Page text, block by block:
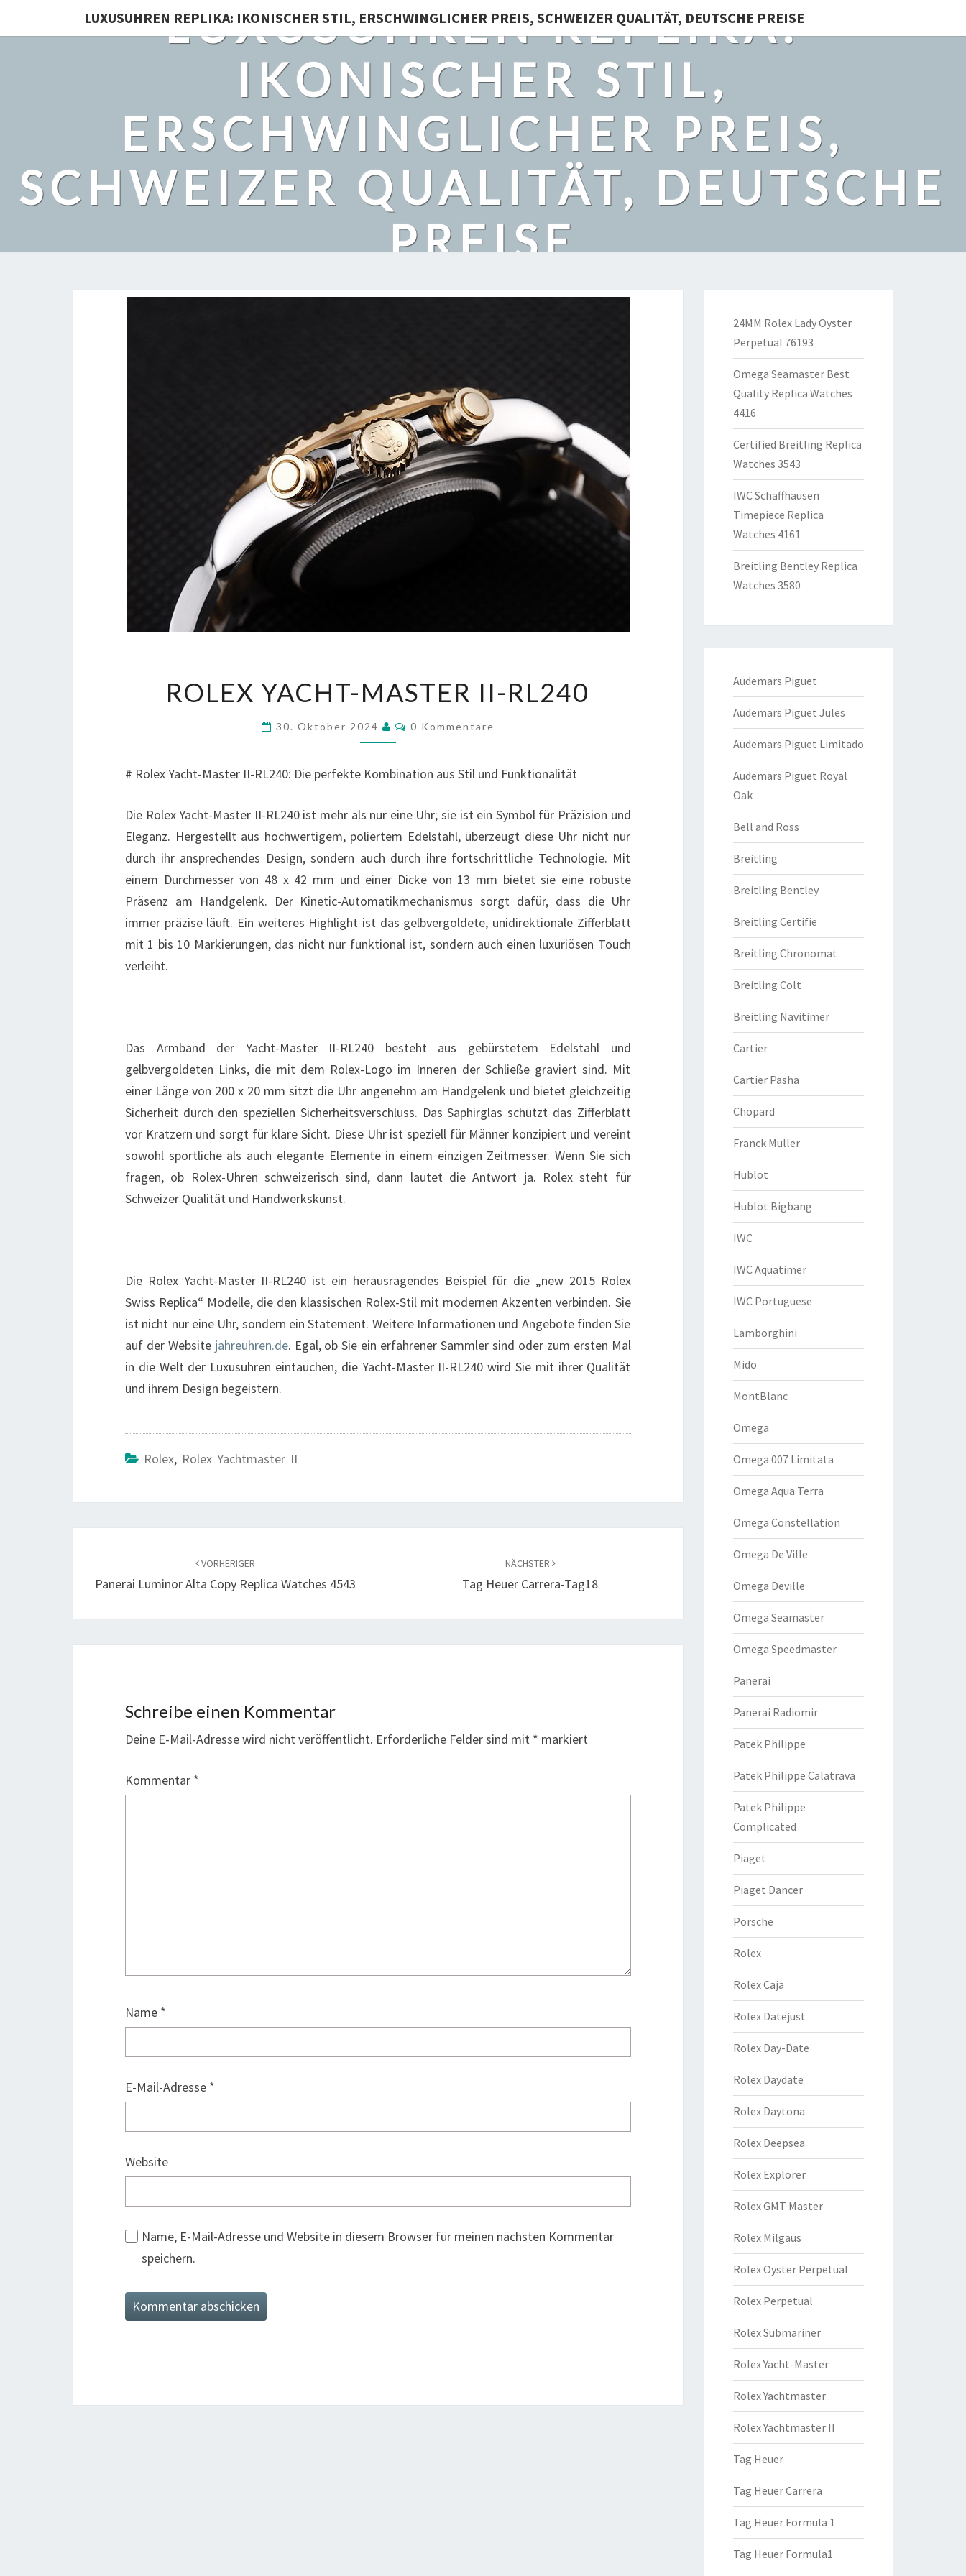
LUXUSUHREN REPLIKA: IKONISCHER STIL, ERSCHWINGLICHER PREIS, SCHWEIZER QUALITÄT, DEUTSCHE PREISE
LUXUSUHREN REPLIKA:
IKONISCHER STIL,
ERSCHWINGLICHER PREIS,
SCHWEIZER QUALITÄT, DEUTSCHE
PREISE
YACHT-
ROLEX YACHT-MASTER II-RL240
30. Oktober 2024 Kommentare
0 Kommentare
# Rolex Yacht-Master II-RL240: Die perfekte Kombination aus Stil und Funktionalität
Die Rolex Yacht-Master II-RL240 ist mehr als nur eine Uhr; sie ist ein Symbol für Präzision und
Eleganz. Hergestellt aus hochwertigem, poliertem Edelstahl, überzeugt diese Uhr nicht nur
durch ihr ansprechendes Design, sondern auch durch ihre fortschrittliche Technologie. Mit
einem Durchmesser von 48 x 42 mm und einer Dicke von 13 mm bietet sie eine robuste
Präsenz am Handgelenk. Der Kinetic-Automatikmechanismus sorgt dafür, dass die Uhr
immer präzise läuft. Ein weiteres Highlight ist das gelbvergoldete, unidirektionale Zifferblatt
mit 1 bis 10 Markierungen, das nicht nur funktional ist, sondern auch einen luxuriösen Touch
verleiht.
Das Armband der Yacht-Master II-RL240 besteht aus gebürstetem Edelstahl und
gelbvergoldeten Links, die mit dem Rolex-Logo im Inneren der Schließe graviert sind. Mit
einer Länge von 200 x 20 mm sitzt die Uhr angenehm am Handgelenk und bietet gleichzeitig
Sicherheit durch den speziellen Sicherheitsverschluss. Das Saphirglas schützt das Zifferblatt
vor Kratzern und sorgt für klare Sicht. Diese Uhr ist speziell für Männer konzipiert und vereint
sowohl sportliche als auch elegante Elemente in einem einzigen Zeitmesser. Wenn Sie sich
fragen, ob Rolex-Uhren schweizerisch sind, dann lautet die Antwort ja. Rolex steht für
Schweizer Qualität und Handwerkskunst.
Die Rolex Yacht-Master II-RL240 ist ein herausragendes Beispiel für die „new 2015 Rolex
Swiss Replica“ Modelle, die den klassischen Rolex-Stil mit modernen Akzenten verbinden. Sie
ist nicht nur eine Uhr, sondern ein Statement. Weitere Informationen und Angebote finden Sie
auf der Website jahreuhren.de. Egal, ob Sie ein erfahrener Sammler sind oder zum ersten Mal
in die Welt der Luxusuhren eintauchen, die Yacht-Master II-RL240 wird Sie mit ihrer Qualität
und ihrem Design begeistern.
Rolex, Rolex Yachtmaster II
VORHERIGER
Panerai Luminor Alta Copy Replica Watches 4543
NÄCHSTER
Tag Heuer Carrera-Tag18
Schreibe einen Kommentar
Deine E-Mail-Adresse wird nicht veröffentlicht. Erforderliche Felder sind mit * markiert
Kommentar *
Name *
E-Mail-Adresse *
Website
Name, E-Mail-Adresse und Website in diesem Browser für meinen nächsten Kommentar
speichern.
24MM Rolex Lady Oyster
Perpetual 76193
Omega Seamaster Best
Quality Replica Watches
4416
Certified Breitling Replica
Watches 3543
IWC Schaffhausen
Timepiece Replica
Watches 4161
Breitling Bentley Replica
Watches 3580
Audemars Piguet
Audemars Piguet Jules
Audemars Piguet Limitado
Audemars Piguet Royal
Oak
Bell and Ross
Breitling
Breitling Bentley
Breitling Certifie
Breitling Chronomat
Breitling Colt
Breitling Navitimer
Cartier
Cartier Pasha
Chopard
Franck Muller
Hublot
Hublot Bigbang
IWC
IWC Aquatimer
IWC Portuguese
Lamborghini
Mido
MontBlanc
Omega
Omega 007 Limitata
Omega Aqua Terra
Omega Constellation
Omega De Ville
Omega Deville
Omega Seamaster
Omega Speedmaster
Panerai
Panerai Radiomir
Patek Philippe
Patek Philippe Calatrava
Patek Philippe
Complicated
Piaget
Piaget Dancer
Porsche
Rolex
Rolex Caja
Rolex Datejust
Rolex Day-Date
Rolex Daydate
Rolex Daytona
Rolex Deepsea
Rolex Explorer
Rolex GMT Master
Rolex Milgaus
Rolex Oyster Perpetual
Rolex Perpetual
Rolex Submariner
Rolex Yacht-Master
Rolex Yachtmaster
Rolex Yachtmaster II
Tag Heuer
Tag Heuer Carrera
Tag Heuer Formula 1
Tag Heuer Formula1